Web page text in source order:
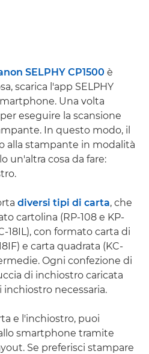
SELPHY CP1500 è
scarica l'app SELPHY
Una volta
eseguire la scansione
In questo modo, il
alla stampante in modalità
un'altra cosa da fare:
diversi tipi di carta, che
cartolina (RP-108 e KP-
18IL), con formato carta di
e carta quadrata (KC-
Ogni confezione di
di inchiostro caricata
necessaria.
e l'inchiostro, puoi
smartphone tramite
Se preferisci stampare